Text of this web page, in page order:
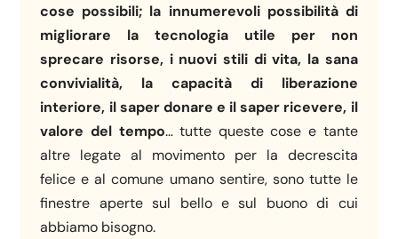
cose possibili; la innumerevoli possibilità di
migliorare la tecnologia utile per non
sprecare risorse, i nuovi stili di vita, la sana
convivialità, la capacità di liberazione
interiore, il saper donare e il saper ricevere, il
valore del tempo… tutte queste cose e tante
altre legate al movimento per la decrescita
felice e al comune umano sentire, sono tutte le
finestre aperte sul bello e sul buono di cui
abbiamo bisogno.